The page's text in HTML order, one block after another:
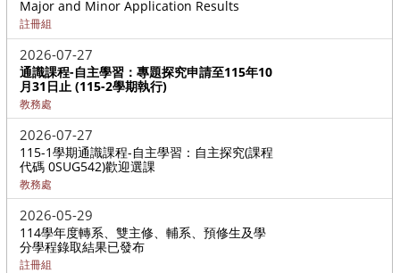
Major and Minor Application Results
註冊組
2026-07-27
通識課程-自主學習：專題探究申請至115年10
月31日止 (115-2學期執行)
教務處
2026-07-27
115-1學期通識課程-自主學習：自主探究(課程
代碼 0SUG542)歡迎選課
教務處
2026-05-29
114學年度轉系、雙主修、輔系、預修生及學
分學程錄取結果已發布
註冊組